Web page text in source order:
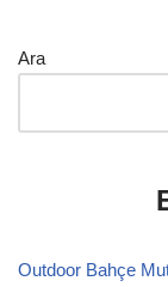
Ara
Outdoor Bahçe